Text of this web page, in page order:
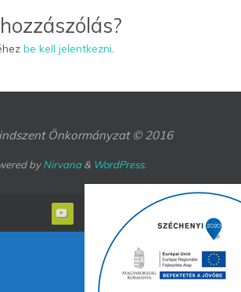
be kell jelentkezni.
Önkormányzat © 2016
byNirvana& WordPress.